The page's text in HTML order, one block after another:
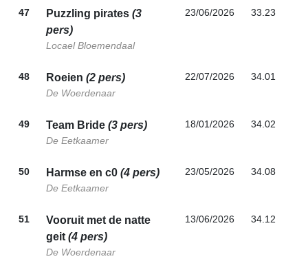
47 Puzzling pirates (3
pers)
Locael Bloemendaal
23/06/2026 33.23
48 Roeien (2 pers)
De Woerdenaar
22/07/2026 34.01
49 Team Bride (3 pers)
De Eetkaamer
18/01/2026 34.02
50 Harmse en c0 (4 pers)
De Eetkaamer
23/05/2026 34.08
51
Vooruit met de natte
geit (4 pers)
De Woerdenaar
13/06/2026 34.12